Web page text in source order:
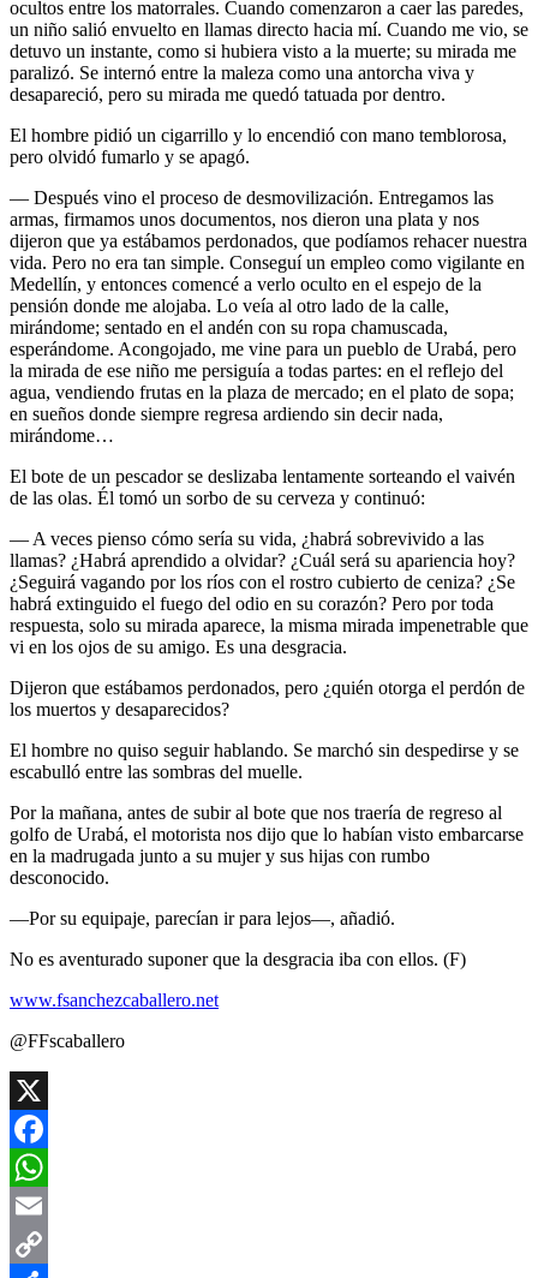
ocultos entre los matorrales. Cuando comenzaron a caer las paredes,
un niño salió envuelto en llamas directo hacia mí. Cuando me vio, se
detuvo un instante, como si hubiera visto a la muerte; su mirada me
paralizó. Se internó entre la maleza como una antorcha viva y
desapareció, pero su mirada me quedó tatuada por dentro.
El hombre pidió un cigarrillo y lo encendió con mano temblorosa,
pero olvidó fumarlo y se apagó.
— Después vino el proceso de desmovilización. Entregamos las
armas, firmamos unos documentos, nos dieron una plata y nos
dijeron que ya estábamos perdonados, que podíamos rehacer nuestra
vida. Pero no era tan simple. Conseguí un empleo como vigilante en
Medellín, y entonces comencé a verlo oculto en el espejo de la
pensión donde me alojaba. Lo veía al otro lado de la calle,
mirándome; sentado en el andén con su ropa chamuscada,
esperándome. Acongojado, me vine para un pueblo de Urabá, pero
la mirada de ese niño me persiguía a todas partes: en el reflejo del
agua, vendiendo frutas en la plaza de mercado; en el plato de sopa;
en sueños donde siempre regresa ardiendo sin decir nada,
mirándome…
El bote de un pescador se deslizaba lentamente sorteando el vaivén
de las olas. Él tomó un sorbo de su cerveza y continuó:
— A veces pienso cómo sería su vida, ¿habrá sobrevivido a las
llamas? ¿Habrá aprendido a olvidar? ¿Cuál será su apariencia hoy?
¿Seguirá vagando por los ríos con el rostro cubierto de ceniza? ¿Se
habrá extinguido el fuego del odio en su corazón? Pero por toda
respuesta, solo su mirada aparece, la misma mirada impenetrable que
vi en los ojos de su amigo. Es una desgracia.
Dijeron que estábamos perdonados, pero ¿quién otorga el perdón de
los muertos y desaparecidos?
El hombre no quiso seguir hablando. Se marchó sin despedirse y se
escabulló entre las sombras del muelle.
Por la mañana, antes de subir al bote que nos traería de regreso al
golfo de Urabá, el motorista nos dijo que lo habían visto embarcarse
en la madrugada junto a su mujer y sus hijas con rumbo
desconocido.
—Por su equipaje, parecían ir para lejos—, añadió.
No es aventurado suponer que la desgracia iba con ellos. (F)
www.fsanchezcaballero.net
@FFscaballero
X
Facebook
WhatsApp
Email